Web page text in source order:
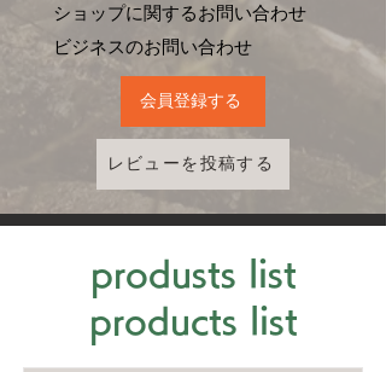
ショップに関するお問い合わせ
​ビジネスのお問い合わせ
会員登録する
レビューを投稿する
produsts list
products list